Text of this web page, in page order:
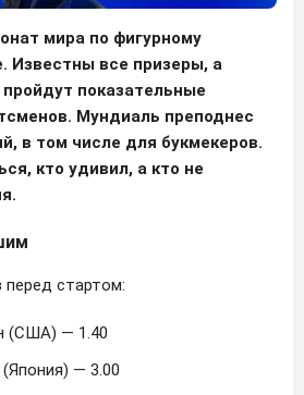
мира по фигурному
Известны все призеры, а
показательные
Мундиаль преподнес
в том числе для букмекеров.
кто удивил, а кто не
перед стартом:
(США) — 1.40
— 3.00